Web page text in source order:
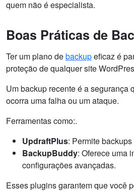
quem não é especialista.
Boas Práticas de
Ter um plano debackupeficaz é
proteção de qualquer site
Um backup recente é a segurança
ocorra uma falha ou um ataque.
Ferramentas como:.
UpdraftPlus: Permite
BackupBuddy: Oferece uma
configurações avançadas.
Esses plugins garantem que você